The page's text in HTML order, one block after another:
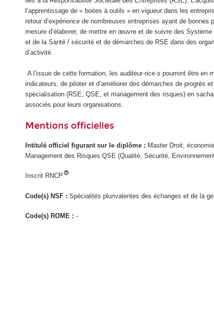
l’apprentissage de « boites à outils » en vigueur dans les
retour d’expérience de nombreuses entreprises ayant de
mesure d’élaborer, de mettre en œuvre et de suivre des
et de la Santé / sécurité et de démarches de RSE dans des
d’activité.
A l’issue de cette formation, les auditeur·rice·s pourront être
indicateurs, de piloter et d’améliorer des démarches de progrès
spécialisation (RSE, QSE, et management des risques) en
associés pour leurs organisations.
Mentions officielles
Intitulé officiel figurant sur le diplôme : Master Droit,
Management des Risques QSE (Qualité, Sécurité,
Inscrit RNCP
Code(s) NSF :Spécialités plurivalentes des échanges et de la
Code(s) ROME :-